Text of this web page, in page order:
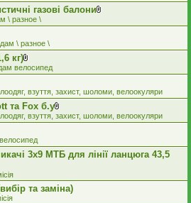
газові балони
к
д
н
\ разное \
\ разное \
кг)
В
к
а
д
е
н
н
велосипед
взуття, захист, шоломи, велоокуляри
та Fox б.у
В
к
д
е
я
взуття, захист, шоломи, велоокуляри
3x9 МТБ для лінії ланцюга 43,5
та заміна)